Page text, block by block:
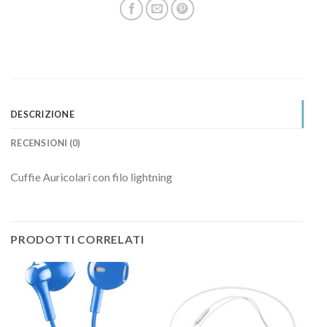
DESCRIZIONE
RECENSIONI (0)
Cuffie Auricolari con filo lightning
PRODOTTI CORRELATI